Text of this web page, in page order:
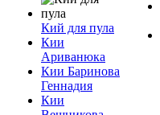
Кий для пула
Кии
Ариванюка
Кии Баринова
Геннадия
Кии